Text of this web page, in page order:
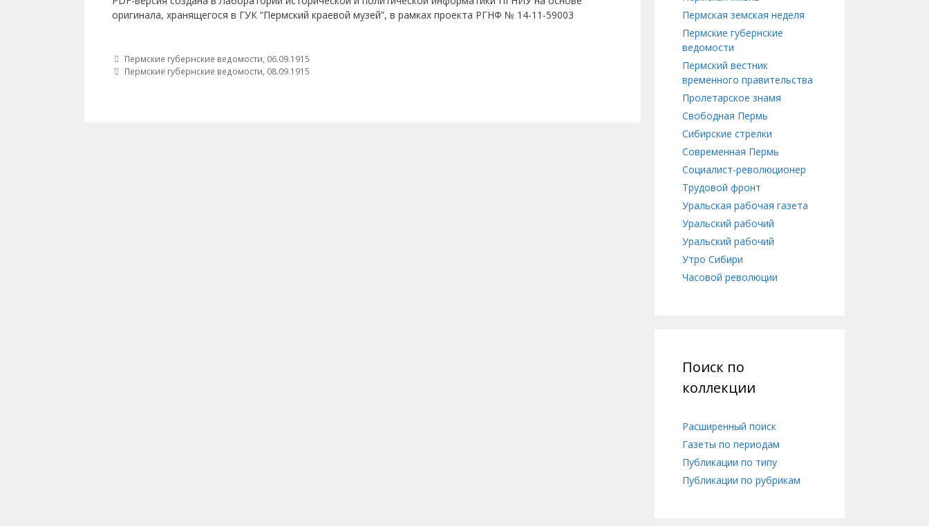
оригинала, хранящегося в ГУК “Пермский краевой музей”, в рамках проекта РГНФ № 14-11-59003
Post navigation
Пермские губернские ведомости, 06.09.1915
Пермские губернские ведомости, 08.09.1915
Пермская земская неделя
Пермские губернские
ведомости
Пермский вестник
временного правительства
Пролетарское знамя
Свободная Пермь
Сибирские стрелки
Современная Пермь
Социалист-революционер
Трудовой фронт
Уральская рабочая газета
Уральский рабочий
Уральский рабочий
Утро Сибири
Часовой революции
Поиск по
коллекции
Расширенный поиск
Газеты по периодам
Публикации по типу
Публикации по рубрикам